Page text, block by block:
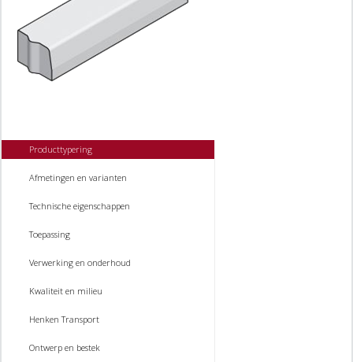
Producttypering
Afmetingen en varianten
Technische eigenschappen
Toepassing
Verwerking en onderhoud
Kwaliteit en milieu
Henken Transport
Ontwerp en bestek